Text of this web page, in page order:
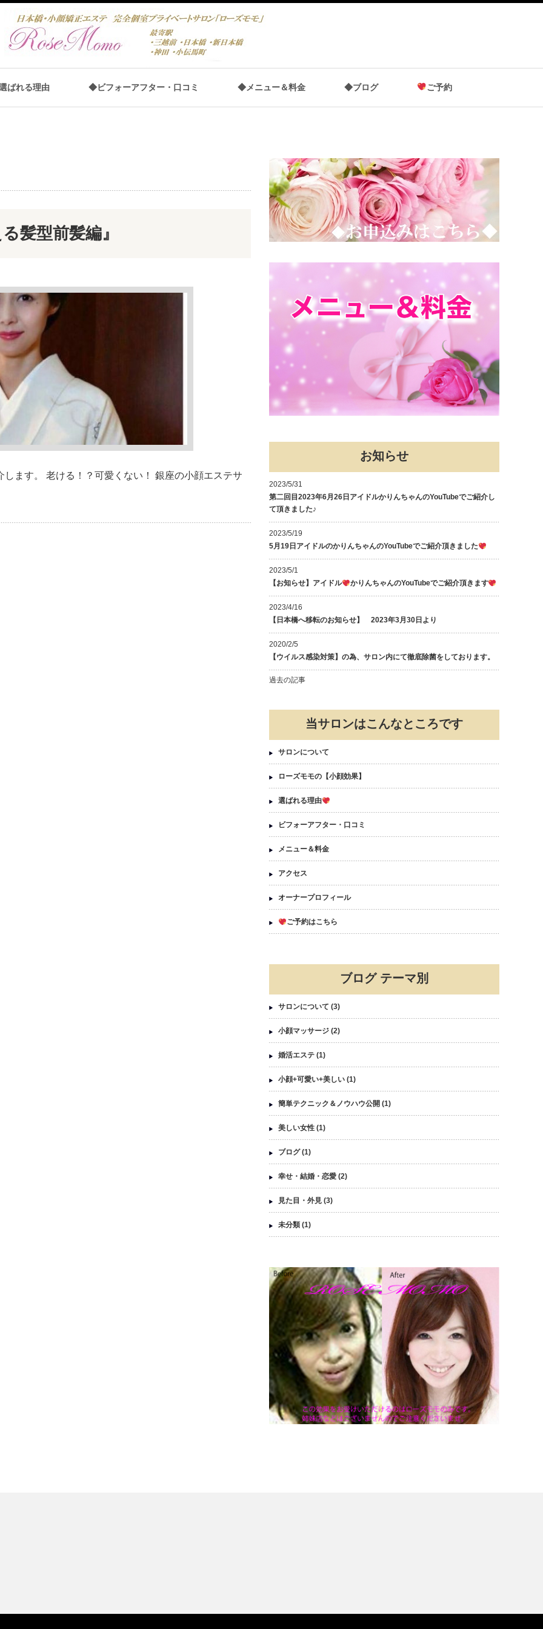
ばれる理由 ◆ビフォーアフター・口コミ ◆メニュー＆料金 ◆ブログ ご予約
髪型前髪編』
ます。 老ける！？可愛くない！ 銀座の小顔エステサ
お知らせ
2023/5/31
第二回目2023年6月26日アイドルかりんちゃんのYouTubeでご紹介し
て頂きました♪
2023/5/19
5月19日アイドルのかりんちゃんのYouTubeでご紹介頂きました
2023/5/1
【お知らせ】アイドル
かりんちゃんのYouTubeでご紹介頂きます
2023/4/16
【日本橋へ移転のお知らせ】 2023年3月30日より
2020/2/5
【ウイルス感染対策】の為、サロン内にて徹底除菌をしております。
過去の記事
当サロンはこんなところです
サロンについて
ローズモモの【小顔効果】
選ばれる理由
ビフォーアフター・口コミ
メニュー＆料金
アクセス
オーナープロフィール
ご予約はこちら
ブログ テーマ別
サロンについて (3)
小顔マッサージ (2)
婚活エステ (1)
小顔+可愛い+美しい (1)
簡単テクニック＆ノウハウ公開 (1)
美しい女性 (1)
ブログ(1)
幸せ・結婚・恋愛 (2)
見た目・外見 (3)
未分類 (1)